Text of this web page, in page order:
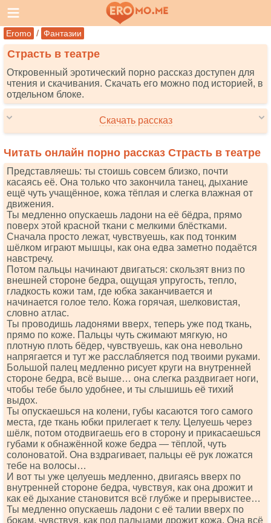
Eromo / Фантазии
Страсть в театре
Откровенный эротический порно рассказ доступен для
чтения и скачивания. Скачать его можно под историей, в
отдельном блоке.
Скачать рассказ
Читать онлайн порно рассказ Страсть в театре
Представляешь: ты стоишь совсем близко, почти
касаясь её. Она только что закончила танец, дыхание
ещё чуть учащённое, кожа тёплая и слегка влажная от
движения.
Ты медленно опускаешь ладони на её бёдра, прямо
поверх этой красной ткани с мелкими блёстками.
Сначала просто лежат, чувствуешь, как под тонким
шёлком играют мышцы, как она едва заметно подаётся
навстречу.
Потом пальцы начинают двигаться: скользят вниз по
внешней стороне бедра, ощущая упругость, тепло,
гладкость кожи там, где юбка заканчивается и
начинается голое тело. Кожа горячая, шелковистая,
словно атлас.
Ты проводишь ладонями вверх, теперь уже под ткань,
прямо по коже. Пальцы чуть сжимают мягкую, но
плотную плоть бёдер, чувствуешь, как она невольно
напрягается и тут же расслабляется под твоими руками.
Большой палец медленно рисует круги на внутренней
стороне бедра, всё выше… она слегка раздвигает ноги,
чтобы тебе было удобнее, и ты слышишь её тихий
выдох.
Ты опускаешься на колени, губы касаются того самого
места, где ткань юбки прилегает к телу. Целуешь через
шёлк, потом отодвигаешь его в сторону и прикасаешься
губами к обнажённой коже бедра — тёплой, чуть
солоноватой. Она вздрагивает, пальцы её рук ложатся
тебе на волосы…
И вот ты уже целуешь медленно, двигаясь вверх по
внутренней стороне бедра, чувствуя, как она дрожит и
как её дыхание становится всё глубже и прерывистее…
Ты медленно опускаешь ладони с её талии вверх по
бокам, чувствуя, как под пальцами дрожит кожа. Она всё